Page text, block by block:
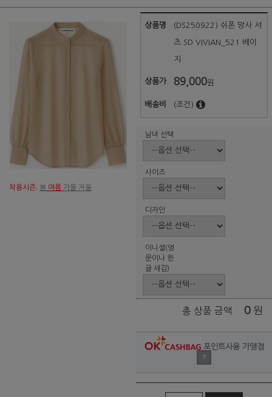
착용시즌: 봄 여름 가을 겨울
상품명 (DS250922) 쉬폰 망사 셔
츠 SD VIVIAN_521 베이
지
상품가 89,000원
배송비 (조건)
남녀 선택
사이즈
디자인
이니셜(영
문이나 한
글 새김)
총 상품 금액 0 원
포인트사용 가맹점
?